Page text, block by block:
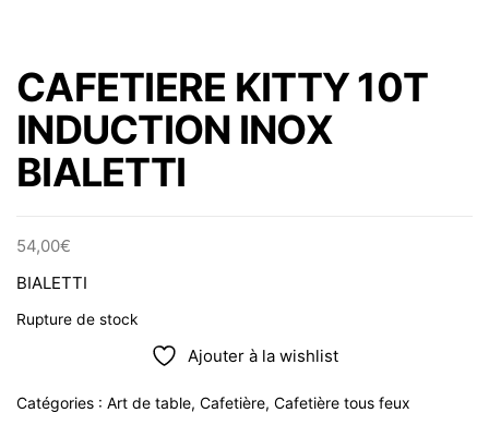
CAFETIERE KITTY 10T
INDUCTION INOX
BIALETTI
54,00€
BIALETTI
Rupture de stock
Ajouter à la wishlist
Catégories : Art de table, Cafetière, Cafetière tous feux